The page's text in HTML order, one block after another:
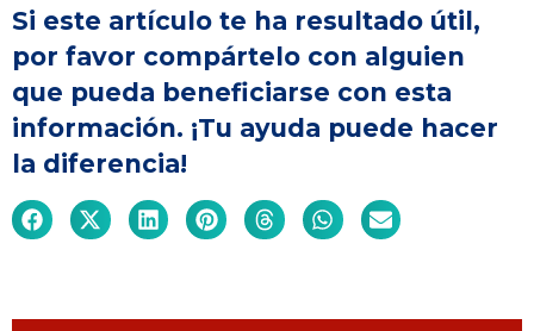
Si este artículo te ha resultado útil,
por favor compártelo con alguien
que pueda beneficiarse con esta
información. ¡Tu ayuda puede hacer
la diferencia!